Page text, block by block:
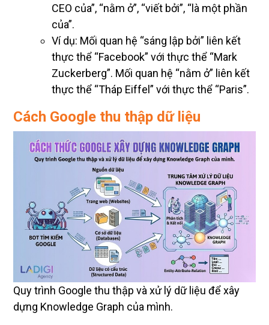
CEO của”, “nằm ở”, “viết bởi”, “là một phần
của”.
Ví dụ: Mối quan hệ “sáng lập bởi” liên kết
thực thể “Facebook” với thực thể “Mark
Zuckerberg”. Mối quan hệ “nằm ở” liên kết
thực thể “Tháp Eiffel” với thực thể “Paris”.
Cách Google thu thập dữ liệu
Quy trình Google thu thập và xử lý dữ liệu để xây
dựng Knowledge Graph của mình.